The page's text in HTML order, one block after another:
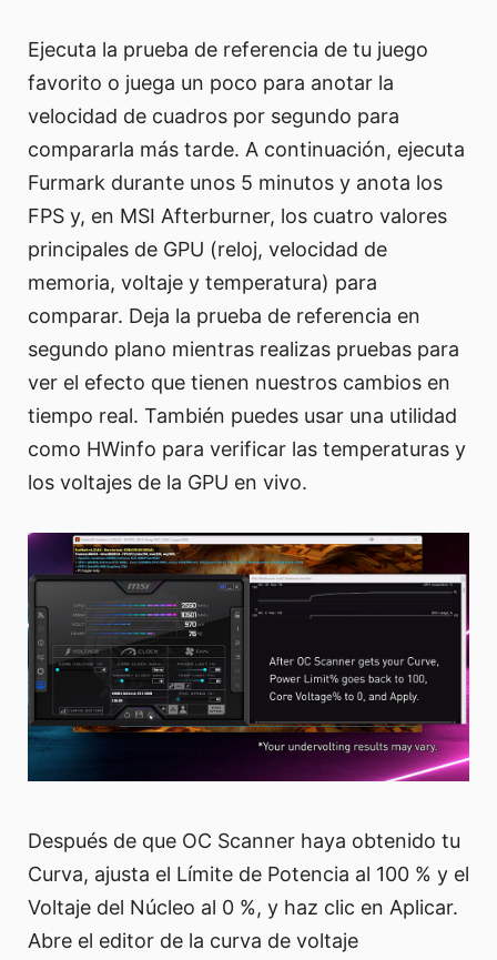
Ejecuta la prueba de referencia de tu juego
favorito o juega un poco para anotar la
velocidad de cuadros por segundo para
compararla más tarde. A continuación, ejecuta
Furmark durante unos 5 minutos y anota los
FPS y, en MSI Afterburner, los cuatro valores
principales de GPU (reloj, velocidad de
memoria, voltaje y temperatura) para
comparar. Deja la prueba de referencia en
segundo plano mientras realizas pruebas para
ver el efecto que tienen nuestros cambios en
tiempo real. También puedes usar una utilidad
como HWinfo para verificar las temperaturas y
los voltajes de la GPU en vivo.
Después de que OC Scanner haya obtenido tu
Curva, ajusta el Límite de Potencia al 100 % y el
Voltaje del Núcleo al 0 %, y haz clic en Aplicar.
Abre el editor de la curva de voltaje